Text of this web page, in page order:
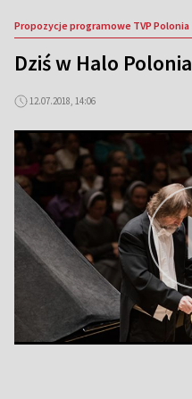
Propozycje programowe TVP Polonia
Dziś w Halo Polonia
12.07.2018, 14:06